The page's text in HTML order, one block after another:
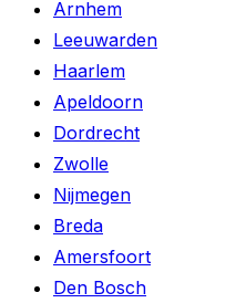
Arnhem
Leeuwarden
Haarlem
Apeldoorn
Dordrecht
Zwolle
Nijmegen
Breda
Amersfoort
Den Bosch